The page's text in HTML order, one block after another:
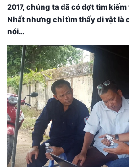
2017, chúng ta đã có đợt tìm kiếm
Nhất nhưng chỉ tìm thấy di vật là
nói...